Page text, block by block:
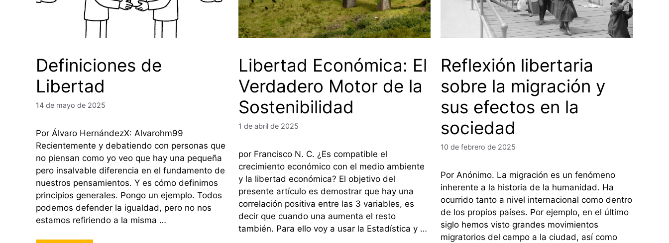
Definiciones de
Libertad
14 de mayo de 2025
Por Álvaro HernándezX: Alvarohm99
Recientemente y debatiendo con personas que
no piensan como yo veo que hay una pequeña
pero insalvable diferencia en el fundamento de
nuestros pensamientos. Y es cómo definimos
principios generales. Pongo un ejemplo. Todos
podemos defender la igualdad, pero no nos
estamos refiriendo a la misma …
Libertad Económica: El
Verdadero Motor de la
Sostenibilidad
1 de abril de 2025
por Francisco N. C. ¿Es compatible el
crecimiento económico con el medio ambiente
y la libertad económica? El objetivo del
presente artículo es demostrar que hay una
correlación positiva entre las 3 variables, es
decir que cuando una aumenta el resto
también. Para ello voy a usar la Estadística y …
Reflexión libertaria
sobre la migración y
sus efectos en la
sociedad
10 de febrero de 2025
Por Anónimo. La migración es un fenómeno
inherente a la historia de la humanidad. Ha
ocurrido tanto a nivel internacional como dentro
de los propios países. Por ejemplo, en el último
siglo hemos visto grandes movimientos
migratorios del campo a la ciudad, así como